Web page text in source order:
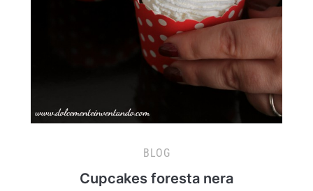
BLOG
Cupcakes foresta nera